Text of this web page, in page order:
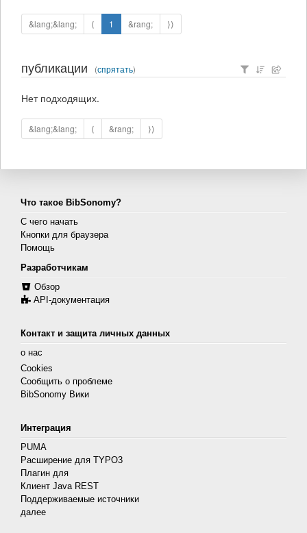
&lang;&lang; ⟨ 1 &rang; ⟩⟩
публикации (спрятать)
Нет подходящих.
&lang;&lang; ⟨ &rang; ⟩⟩
Что такое BibSonomy?
С чего начать
Кнопки для браузера
Помощь
Разработчикам
Обзор
API-документация
Контакт и защита личных данных
о нас
Cookies
Сообщить о проблеме
BibSonomy Вики
Интеграция
PUMA
Расширение для TYPO3
Плагин для
Клиент Java REST
Поддерживаемые источники
далее